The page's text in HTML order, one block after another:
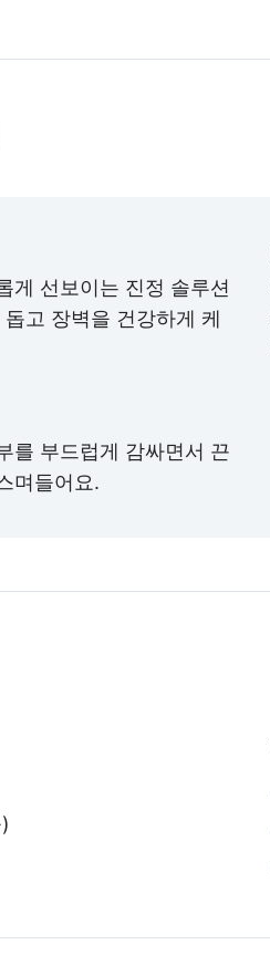
게 선보이는 진정 솔루션
고 장벽을 건강하게 케
를 부드럽게 감싸면서 끈
며들어요.